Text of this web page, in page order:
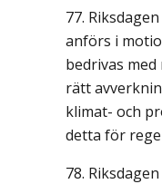
anförs i
bedrivas
rätt
klimat- och
detta för